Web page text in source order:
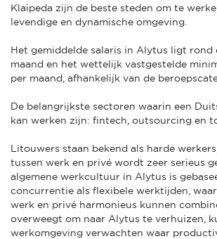
Klaipeda zijn de beste steden om te
levendige en dynamische omgeving.
Het gemiddelde salaris in Alytus ligt rond
maand en het wettelijk vastgestelde
per maand, afhankelijk van de
De belangrijkste sectoren waarin een
kan werken zijn: fintech, outsourcing en
Litouwers staan bekend als harde
tussen werk en privé wordt zeer serieus
algemene werkcultuur in Alytus is
concurrentie als flexibele werktijden,
werk en privé harmonieus kunnen
overweegt om naar Alytus te verhuizen,
werkomgeving verwachten waar